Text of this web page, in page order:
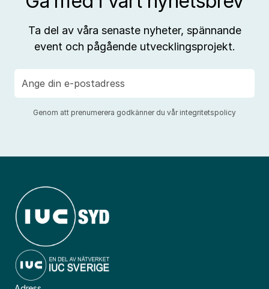
Ta del av våra senaste nyheter, spännande
event och pågående utvecklingsprojekt.
post
Genom att prenumerera godkänner du vår integritetspolicy